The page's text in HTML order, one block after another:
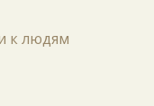
к людям